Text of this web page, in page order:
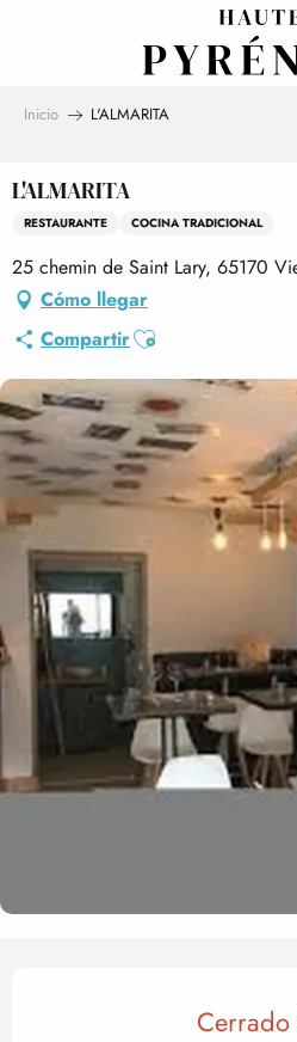
Inicio L'ALMARITA
L'ALMARITA
RESTAURANTE COCINA TRADICIONAL
25 chemin de Saint Lary, 65170
Cómo llegar
CompartirAjouter aux favoris
Horarios y